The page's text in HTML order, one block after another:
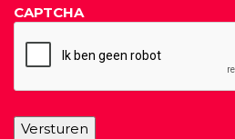
CAPTCHA
Versturen